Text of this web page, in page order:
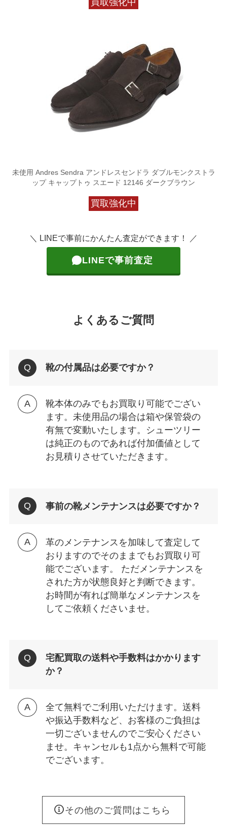
買取強化中
未使用 Andres Sendra アンドレスセンドラ ダブルモンクストラ
ップ キャップトゥ スエード 12146 ダークブラウン
買取強化中
＼ LINEで事前にかんたん査定ができます！ ／
LINEで事前査定
よくあるご質問
靴の付属品は必要ですか？
靴本体のみでもお買取り可能でござい
ます。未使用品の場合は箱や保管袋の
有無で変動いたします。シューツリー
は純正のものであれば付加価値として
お見積りさせていただきます。
事前の靴メンテナンスは必要ですか？
革のメンテナンスを加味して査定して
おりますのでそのままでもお買取り可
能でございます。 ただメンテナンスを
された方が状態良好と判断できます。
お時間が有れば簡単なメンテナンスを
してご依頼くださいませ。
宅配買取の送料や手数料はかかります
か？
全て無料でご利用いただけます。送料
や振込手数料など、お客様のご負担は
一切ございませんのでご安心ください
ませ。キャンセルも1点から無料で可能
でございます。
その他のご質問はこちら